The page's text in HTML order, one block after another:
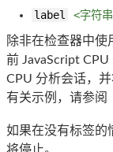
label <字符
除非在检查器中使
前 JavaScript
CPU 分析会话，
有关示例，请参阅
如果在没有标签的